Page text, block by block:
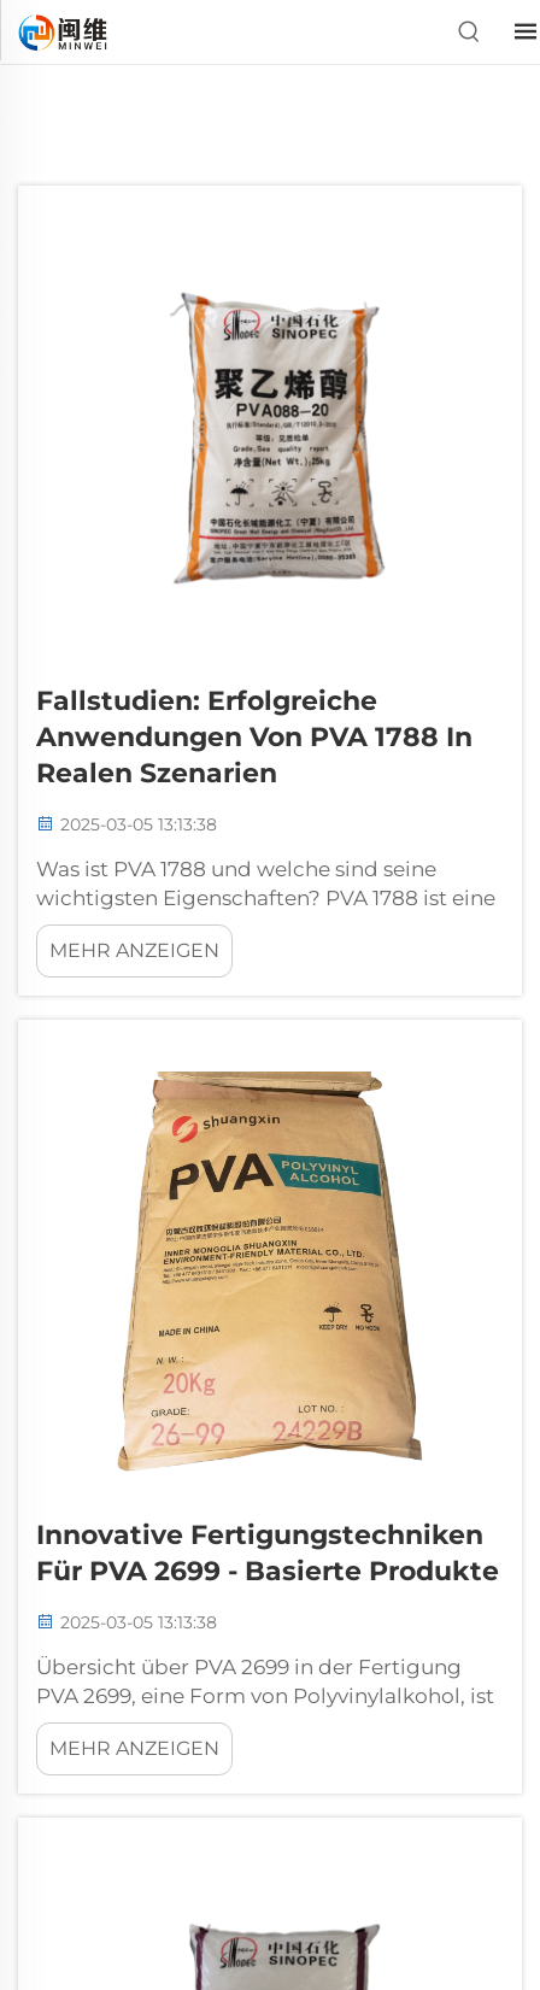
Fallstudien: Erfolgreiche
Anwendungen Von PVA 1788 In
Realen Szenarien
2025-03-05 13:13:38
Was ist PVA 1788 und welche sind seine
wichtigsten Eigenschaften? PVA 1788 ist eine
spezielle Variante von Polyvinylalkohol, die
für ihre herausragenden
Filmbildungsfähigkeiten und Stabilität
industriellen Anwendungen weitgehend
MEHR ANZEIGEN
Innovative Fertigungstechniken
Für PVA 2699 - Basierte Produkte
2025-03-05 13:13:38
Übersicht über PVA 2699 in der Fertigung
PVA 2699, eine Form von Polyvinylalkohol, ist
wegen seiner außergewöhnlichen
Filmbildungseigenschaften und hoher
Löslichkeit in Wasser bekannt. Dieser
MEHR ANZEIGEN